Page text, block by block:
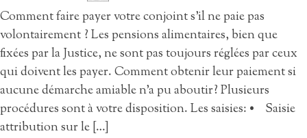
Comment faire payer votre conjoint s’il ne paie pas
volontairement ? Les pensions alimentaires, bien que
fixées par la Justice, ne sont pas toujours réglées par ceux
qui doivent les payer. Comment obtenir leur paiement si
aucune démarche amiable n’a pu aboutir? Plusieurs
procédures sont à votre disposition. Les saisies: • Saisie
attribution sur le […]